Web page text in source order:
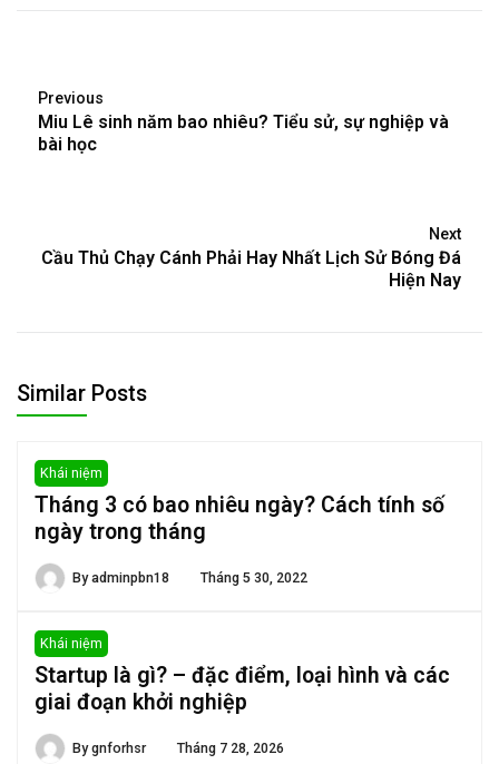
Previous
Miu Lê sinh năm bao nhiêu? Tiểu sử, sự nghiệp và
bài học
Next
Cầu Thủ Chạy Cánh Phải Hay Nhất Lịch Sử Bóng Đá
Hiện Nay
Similar Posts
Khái niệm
Tháng 3 có bao nhiêu ngày? Cách tính số
ngày trong tháng
Byadminpbn18 Tháng 5 30, 2022
Khái niệm
Startup là gì? – đặc điểm, loại hình và các
giai đoạn khởi nghiệp
Bygnforhsr Tháng 7 28, 2026